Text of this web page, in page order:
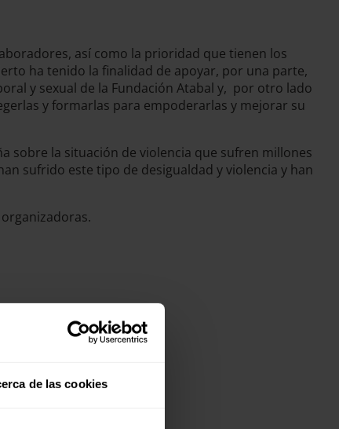
de las cookies
así como la prioridad que tienen los
ha tenido la finalidad de apoyar, por una parte,
y sexual de la Fundación Atabal y, por otro lado
y formarlas para empoderarlas y mejorar su
sobre la situación de violencia que sufren millones
sufrido este tipo de desigualdad y violencia y han